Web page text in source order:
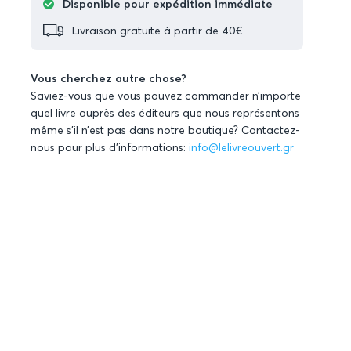
Disponible pour expédition immédiate
Livraison gratuite à partir de 40€
Vous cherchez autre chose?
Saviez-vous que vous pouvez commander n’importe
quel livre auprès des éditeurs que nous représentons
même s’il n’est pas dans notre boutique? Contactez-
nous pour plus d’informations:info@lelivreouvert.gr